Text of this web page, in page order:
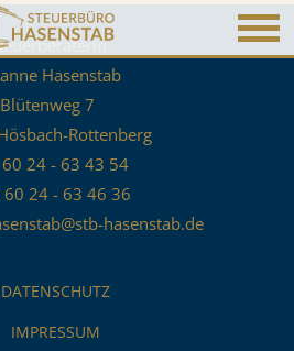
Hasenstab
Blütenweg 7
Rottenberg
24 - 63 43 54
24 - 63 46 36
hasenstab.de
DATENSCHUTZ
IMPRESSUM